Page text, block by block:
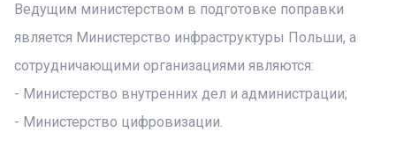
Ведущим министерством в подготовке поправки
является Министерство инфраструктуры Польши, а
сотрудничающими организациями являются:
- Министерство внутренних дел и администрации;
- Министерство цифровизации.